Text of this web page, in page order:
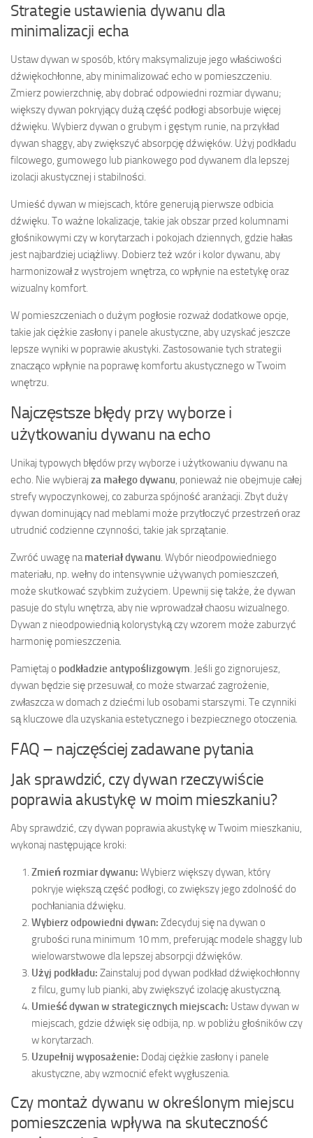
Strategie ustawienia dywanu dla
minimalizacji echa
Ustaw dywan w sposób, który maksymalizuje jego właściwości
dźwiękochłonne, aby minimalizować echo w pomieszczeniu.
Zmierz powierzchnię, aby dobrać odpowiedni rozmiar dywanu;
większy dywan pokryjący dużą część podłogi absorbuje więcej
dźwięku. Wybierz dywan o grubym i gęstym runie, na przykład
dywan shaggy, aby zwiększyć absorpcję dźwięków. Użyj podkładu
filcowego, gumowego lub piankowego pod dywanem dla lepszej
izolacji akustycznej i stabilności.
Umieść dywan w miejscach, które generują pierwsze odbicia
dźwięku. To ważne lokalizacje, takie jak obszar przed kolumnami
głośnikowymi czy w korytarzach i pokojach dziennych, gdzie hałas
jest najbardziej uciążliwy. Dobierz też wzór i kolor dywanu, aby
harmonizował z wystrojem wnętrza, co wpłynie na estetykę oraz
wizualny komfort.
W pomieszczeniach o dużym pogłosie rozważ dodatkowe opcje,
takie jak ciężkie zasłony i panele akustyczne, aby uzyskać jeszcze
lepsze wyniki w poprawie akustyki. Zastosowanie tych strategii
znacząco wpłynie na poprawę komfortu akustycznego w Twoim
wnętrzu.
Najczęstsze błędy przy wyborze i
użytkowaniu dywanu na echo
Unikaj typowych błędów przy wyborze i użytkowaniu dywanu na
echo. Nie wybieraj za małego dywanu, ponieważ nie obejmuje całej
strefy wypoczynkowej, co zaburza spójność aranżacji. Zbyt duży
dywan dominujący nad meblami może przytłoczyć przestrzeń oraz
utrudnić codzienne czynności, takie jak sprzątanie.
Zwróć uwagę namateriał dywanu. Wybór nieodpowiedniego
materiału, np. wełny do intensywnie używanych pomieszczeń,
może skutkować szybkim zużyciem. Upewnij się także, że dywan
pasuje do stylu wnętrza, aby nie wprowadzał chaosu wizualnego.
Dywan z nieodpowiednią kolorystyką czy wzorem może zaburzyć
harmonię pomieszczenia.
Pamiętaj o podkładzie antypoślizgowym. Jeśli go zignorujesz,
dywan będzie się przesuwał, co może stwarzać zagrożenie,
zwłaszcza w domach z dziećmi lub osobami starszymi. Te czynniki
są kluczowe dla uzyskania estetycznego i bezpiecznego otoczenia.
FAQ – najczęściej zadawane pytania
Jak sprawdzić, czy dywan rzeczywiście
poprawia akustykę w moim mieszkaniu?
Aby sprawdzić, czy dywan poprawia akustykę w Twoim mieszkaniu,
wykonaj następujące kroki:
Zmień rozmiar dywanu: Wybierz większy dywan, który
pokryje większą część podłogi, co zwiększy jego zdolność do
pochłaniania dźwięku.
Wybierz odpowiedni dywan: Zdecyduj się na dywan o
grubości runa minimum 10 mm, preferując modele shaggy lub
wielowarstwowe dla lepszej absorpcji dźwięków.
Użyj podkładu: Zainstaluj pod dywan podkład dźwiękochłonny
z filcu, gumy lub pianki, aby zwiększyć izolację akustyczną.
Umieść dywan w strategicznych miejscach: Ustaw dywan w
miejscach, gdzie dźwięk się odbija, np. w pobliżu głośników czy
w korytarzach.
Uzupełnij wyposażenie: Dodaj ciężkie zasłony i panele
akustyczne, aby wzmocnić efekt wygłuszenia.
Czy montaż dywanu w określonym miejscu
pomieszczenia wpływa na skuteczność